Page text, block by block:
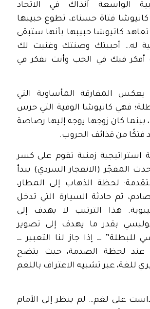
الواسعة آنذاك في الاتحاد
فتاة حسناء، تطوع حبيبها
كاتيوشا حبيبها بأنها ستبقى
له… أحببتك وصنتك وغنيت لك
أفكر فيك في الحب وأنت تفكر في
يعكس المفارقة المأساوية التي
فهي كاتيوشا الوفية التي حرس
بينما كان زوجها يوجه إليها رصاصة
فتكًا من قذائف الحروب.
استراتيجية زمنية تقوم على كسر
المفجّر (الانفجار السردي) يبدأ
لحظة الذهاب إلى المطار،
ثم حادثة السيارة التي تدخل
هذا الترتيب لا يهدف إلى
بقدر ما يهدف إلى تصوير
للبطلة” ـــ إذا جاز لنا التعبير ـــ
عند لحظة الصدمة، حيث يتضح
للغة، عبر تشبيه الاعتراف باللغم
على لغم… لم ينظر إلى الأمام